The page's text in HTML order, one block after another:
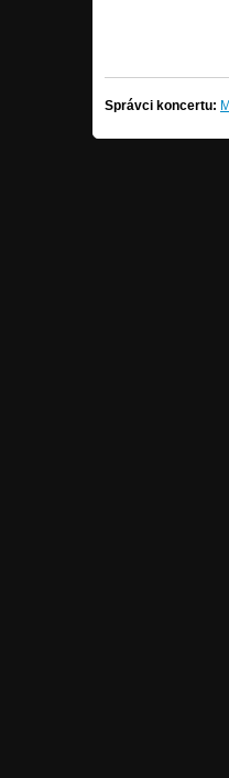
Správci koncertu: